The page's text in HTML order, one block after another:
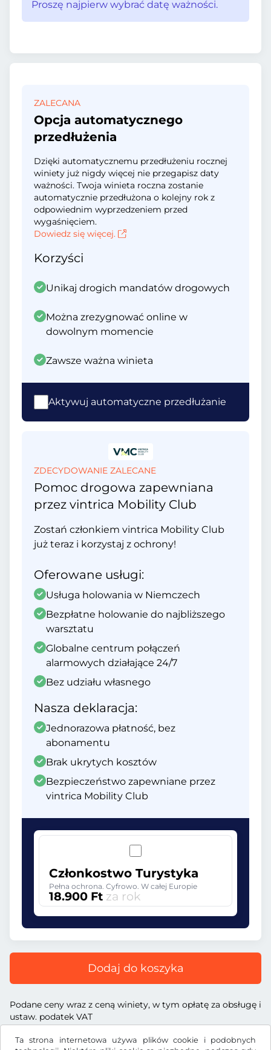
Ta strona internetowa używa plików cookie i podobnych
Proszę najpierw wybrać datę ważności.
ZALECANA
Opcja automatycznego
przedłużenia
Dzięki automatycznemu przedłużeniu rocznej
winiety już nigdy więcej nie przegapisz daty
ważności. Twoja winieta roczna zostanie
automatycznie przedłużona o kolejny rok z
odpowiednim wyprzedzeniem przed
wygaśnięciem.
Dowiedz się więcej.
Korzyści
Unikaj drogich mandatów drogowych
Można zrezygnować online w
dowolnym momencie
Zawsze ważna winieta
Aktywuj automatyczne przedłużanie
ZDECYDOWANIE ZALECANE
Pomoc drogowa zapewniana
przez vintrica Mobility Club
Zostań członkiem vintrica Mobility Club
już teraz i korzystaj z ochrony!
Oferowane usługi:
Usługa holowania w Niemczech
Bezpłatne holowanie do najbliższego
warsztatu
Globalne centrum połączeń
alarmowych działające 24/7
Bez udziału własnego
Nasza deklaracja:
Jednorazowa płatność, bez
abonamentu
Brak ukrytych kosztów
Bezpieczeństwo zapewniane przez
vintrica Mobility Club
Członkostwo Turystyka
Pełna ochrona. Cyfrowo. W całej Europie
18.900 Ft za rok
Dodaj do koszyka
Podane ceny wraz z ceną winiety, w tym opłatę za obsługę i
ustaw. podatek VAT